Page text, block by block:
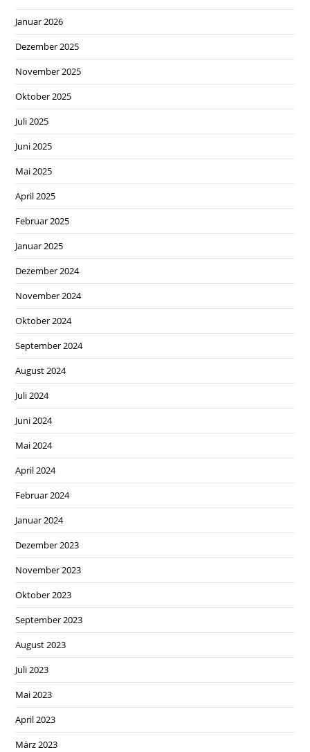
Januar 2026
Dezember 2025
November 2025
Oktober 2025
Juli 2025
Juni 2025
Mai 2025
April 2025
Februar 2025
Januar 2025
Dezember 2024
November 2024
Oktober 2024
September 2024
August 2024
Juli 2024
Juni 2024
Mai 2024
April 2024
Februar 2024
Januar 2024
Dezember 2023
November 2023
Oktober 2023
September 2023
August 2023
Juli 2023
Mai 2023
April 2023
März 2023